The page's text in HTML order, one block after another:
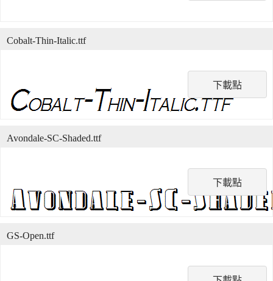
下載點
Cobalt-Thin-Italic.ttf
下載點
Avondale-SC-Shaded.ttf
GS-Open.ttf